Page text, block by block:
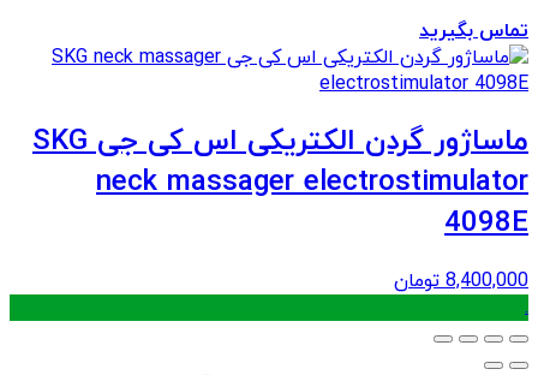
تماس بگیرید
ماساژور گردن الکتریکی اس کی جی SKG
neck massager electrostimulator
4098E
8,400,000 تومان
.